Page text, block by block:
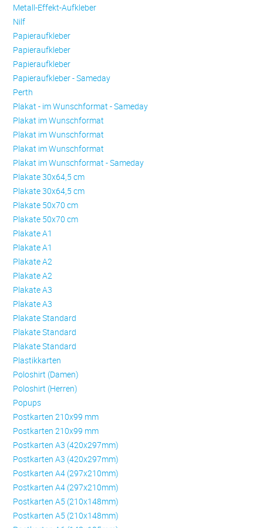
Metall-Effekt-Aufkleber
Nilf
Papieraufkleber
Papieraufkleber
Papieraufkleber
Papieraufkleber - Sameday
Perth
Plakat - im Wunschformat - Sameday
Plakat im Wunschformat
Plakat im Wunschformat
Plakat im Wunschformat
Plakat im Wunschformat - Sameday
Plakate 30x64,5 cm
Plakate 30x64,5 cm
Plakate 50x70 cm
Plakate 50x70 cm
Plakate A1
Plakate A1
Plakate A2
Plakate A2
Plakate A3
Plakate A3
Plakate Standard
Plakate Standard
Plakate Standard
Plastikkarten
Poloshirt (Damen)
Poloshirt (Herren)
Popups
Postkarten 210x99 mm
Postkarten 210x99 mm
Postkarten A3 (420x297mm)
Postkarten A3 (420x297mm)
Postkarten A4 (297x210mm)
Postkarten A4 (297x210mm)
Postkarten A5 (210x148mm)
Postkarten A5 (210x148mm)